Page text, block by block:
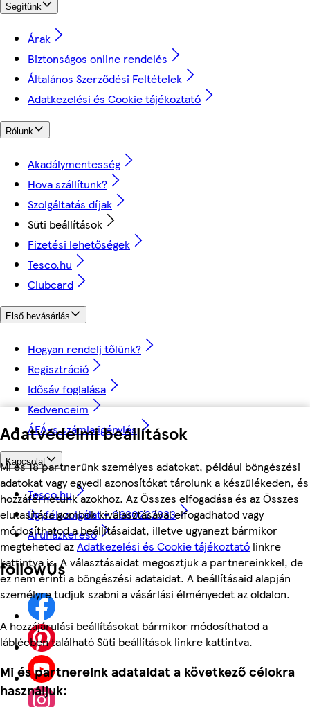
Adatvédelmi beállítások
Mi és 18 partnerünk személyes adatokat, például böngészési
adatokat vagy egyedi azonosítókat tárolunk a készülékeden, és
hozzáférhetünk azokhoz. Az Összes elfogadása és az Összes
elutasítása gombok kiválasztásával elfogadhatod vagy
módosíthatod a beállításaidat, illetve ugyanezt bármikor
megteheted azAdatkezelési és Cookie tájékoztató linkre
kattintva is. A választásaidat megosztjuk a partnereinkkel, de
ez nem érinti a böngészési adataidat. A beállításaid alapján
személyre tudjuk szabni a vásárlási élményedet az oldalon.
A hozzájárulási beállításokat bármikor módosíthatod a
láblécben található Süti beállítások linkre kattintva.
Mi és partnereink adataidat a következő célokra
használjuk:
Segítünk
Árak
Biztonságos online rendelés
Általános Szerződési Feltételek
Adatkezelési és Cookie tájékoztató
Rólunk
Akadálymentesség
Hova szállítunk?
Szolgáltatás díjak
Süti beállítások
Fizetési lehetőségek
Tesco.hu
Clubcard
Első bevásárlás
Hogyan rendelj tőlünk?
Regisztráció
Idősáv foglalása
Kedvenceim
ÁFÁ-s számla igénylés
Kapcsolat
Tesco.hu
Ügyfélszolgálat - 0680222333
Áruházkereső
followUs